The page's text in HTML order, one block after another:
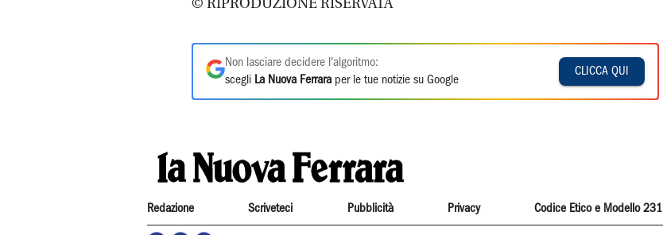
© RIPRODUZIONE RISERVATA
Non lasciare decidere l'algoritmo:
scegli La Nuova Ferrara per le tue notizie su Google
CLICCA QUI
Redazione Scriveteci Pubblicità Privacy Codice Etico e Modello 231